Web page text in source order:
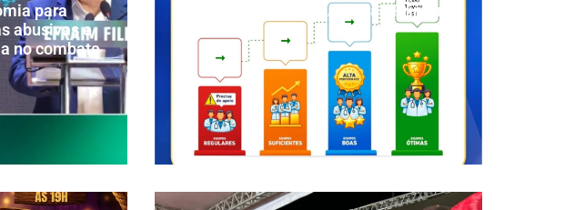
para
abusivas e
no combate
Parari é destaque na Atenção Primária